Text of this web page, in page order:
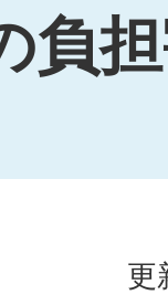
負
更